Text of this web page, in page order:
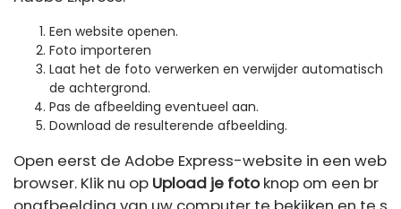
Een website openen.
Foto importeren
Laat het de foto verwerken en verwijder automatisch
de achtergrond.
Pas de afbeelding eventueel aan.
Download de resulterende afbeelding.
Open eerst de Adobe Express-website in een web
browser. Klik nu op Upload je fotoknop om een ​​br